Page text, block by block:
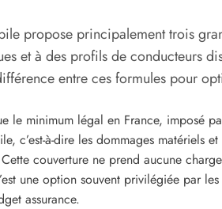
propose principalement trois
et à des profils de conducteurs
entre ces formules pour
le minimum légal en France, imposé
c’est-à-dire les dommages matériels
couverture ne prend aucune
une option souvent privilégiée par
assurance.